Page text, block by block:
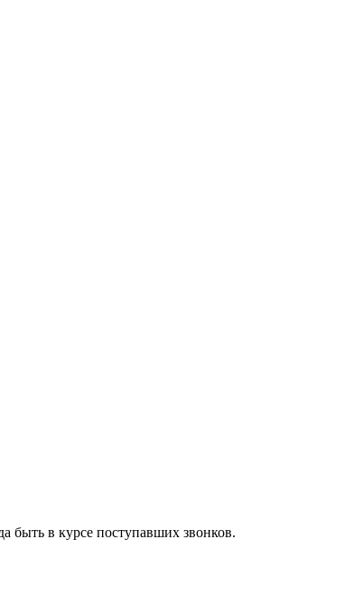
быть в курсе поступавших звонков.